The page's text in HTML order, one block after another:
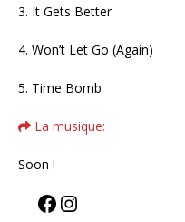
3. It Gets Better
4. Won’t Let Go (Again)
5. Time Bomb
La musique:
Soon !